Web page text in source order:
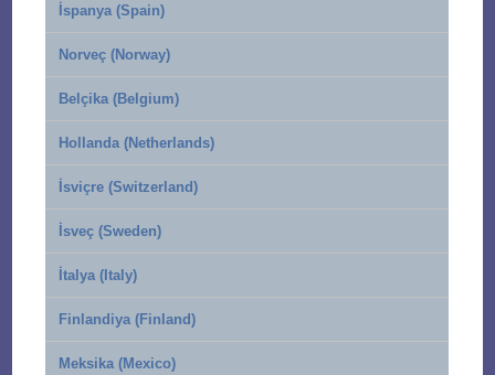
İspanya (Spain)
Norveç (Norway)
Belçika (Belgium)
Hollanda (Netherlands)
İsviçre (Switzerland)
İsveç (Sweden)
İtalya (Italy)
Finlandiya (Finland)
Meksika (Mexico)